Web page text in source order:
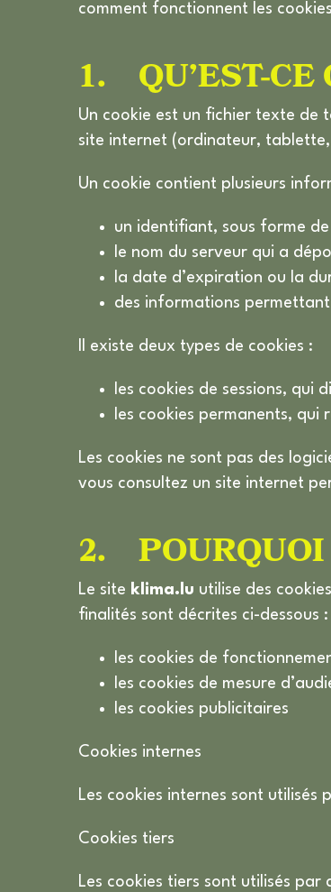
comment fonctionnent les
1. QU’EST-CE
Un cookie est un fichier texte de
site internet (ordinateur,
Un cookie contient plusieurs
un identifiant, sous forme
le nom du serveur qui a
la date d’expiration ou la
des informations
Il existe deux types de cookies :
les cookies de sessions, qui
les cookies permanents, qui
Les cookies ne sont pas des
vous consultez un site internet
2. POURQUOI
Le site klima.lu utilise des
finalités sont décrites ci-dessous :
les cookies de
les cookies de mesure
les cookies publicitaires
Cookies internes
Les cookies internes sont
Cookies tiers
Les cookies tiers sont utilisés